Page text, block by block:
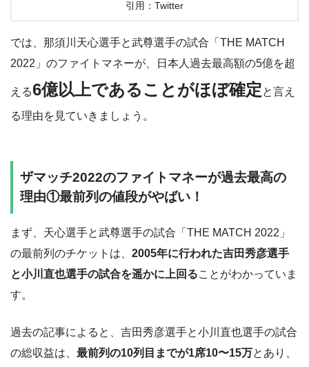
引用：Twitter
では、那須川天心選手と武尊選手の試合「THE MATCH
2022」のファイトマネーが、日本人過去最高額の5億を超
える6億以上であることがほぼ確定と言え
る理由を見ていきましょう。
ザマッチ2022のファイトマネーが過去最高の
理由①最前列の値段がやばい！
まず、天心選手と武尊選手の試合「THE MATCH 2022」
の最前列のチケットは、 2005年に行われた吉田秀彦選手
と小川直也選手の試合を遥かに上回ることがわかっていま
す。
過去の記事によると、吉田秀彦選手と小川直也選手の試合
の総収益は、 最前列の10列目までが1席10〜15万とあり、